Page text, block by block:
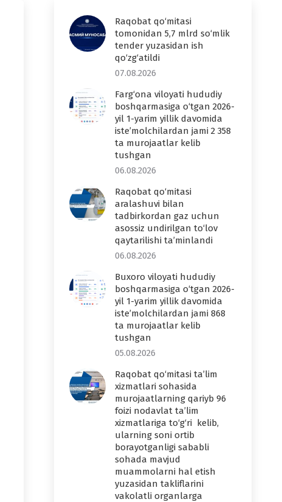
Raqobat qo‘mitasi
tomonidan 5,7 mlrd so‘mlik
tender yuzasidan ish
qo‘zg‘atildi
07.08.2026
Farg‘ona viloyati hududiy
boshqarmasiga o‘tgan 2026-
yil 1-yarim yillik davomida
iste’molchilardan jami 2 358
ta murojaatlar kelib
tushgan
06.08.2026
Raqobat qo‘mitasi
aralashuvi bilan
tadbirkordan gaz uchun
asossiz undirilgan to‘lov
qaytarilishi ta’minlandi
06.08.2026
Buxoro viloyati hududiy
boshqarmasiga o‘tgan 2026-
yil 1-yarim yillik davomida
iste’molchilardan jami 868
ta murojaatlar kelib
tushgan
05.08.2026
Raqobat qo‘mitasi ta’lim
xizmatlari sohasida
murojaatlarning qariyb 96
foizi nodavlat ta’lim
xizmatlariga to‘g‘ri kelib,
ularning soni ortib
borayotganligi sababli
sohada mavjud
muammolarni hal etish
yuzasidan takliflarini
vakolatli organlarga